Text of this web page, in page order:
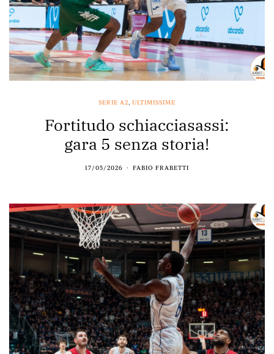
SERIE A2, ULTIMISSIME
Fortitudo schiacciasassi:
gara 5 senza storia!
17/05/2026 FABIO FRABETTI